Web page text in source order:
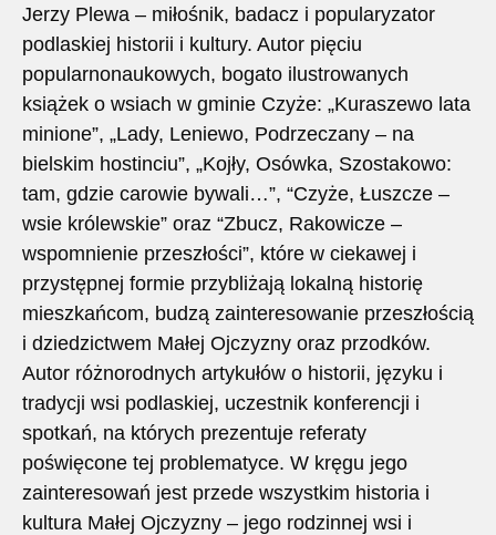
Jerzy Plewa – miłośnik, badacz i popularyzator
podlaskiej historii i kultury. Autor pięciu
popularnonaukowych, bogato ilustrowanych
książek o wsiach w gminie Czyże: „Kuraszewo lata
minione”, „Lady, Leniewo, Podrzeczany – na
bielskim hostinciu”, „Kojły, Osówka, Szostakowo:
tam, gdzie carowie bywali…”, “Czyże, Łuszcze –
wsie królewskie” oraz “Zbucz, Rakowicze –
wspomnienie przeszłości”, które w ciekawej i
przystępnej formie przybliżają lokalną historię
mieszkańcom, budzą zainteresowanie przeszłością
i dziedzictwem Małej Ojczyzny oraz przodków.
Autor różnorodnych artykułów o historii, języku i
tradycji wsi podlaskiej, uczestnik konferencji i
spotkań, na których prezentuje referaty
poświęcone tej problematyce. W kręgu jego
zainteresowań jest przede wszystkim historia i
kultura Małej Ojczyzny – jego rodzinnej wsi i